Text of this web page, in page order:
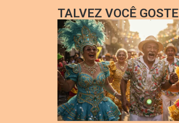
TALVEZ VOCÊ GOSTE